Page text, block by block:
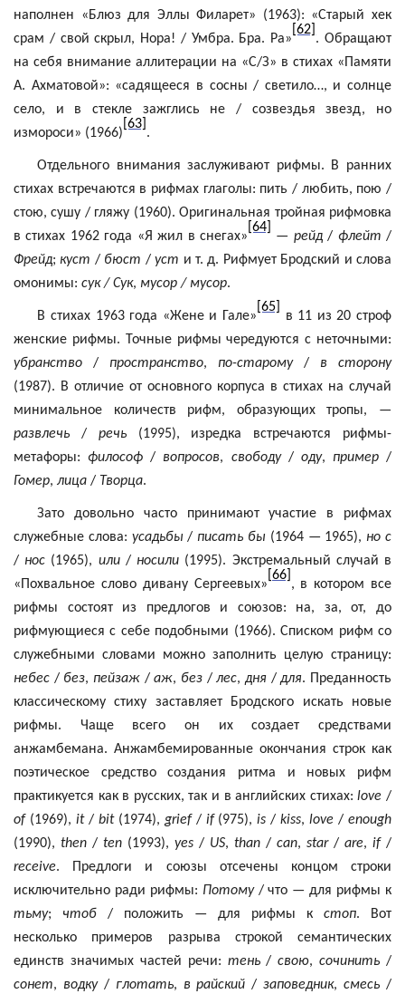
наполнен «Блюз для Эллы Филарет» (1963): «Старый хек
срам / свой скрыл, Нора! / Умбра. Бра. Ра»
[62]
. Обращают
на себя внимание аллитерации на «С/З» в стихах «Памяти
А. Ахматовой»: «садящееся в сосны / светило…, и солнце
село, и в стекле зажглись не / созвездья звезд, но
измороси» (1966)
[63]
.
Отдельного внимания заслуживают рифмы. В ранних
стихах встречаются в рифмах глаголы: пить / любить, пою /
стою, сушу / гляжу (1960). Оригинальная тройная рифмовка
в стихах 1962 года «Я жил в снегах»
[64]
— рейд/ флейт /
Фрейд;куст / бюст /уст и т. д. Рифмует Бродский и слова
омонимы: сук / Сук, мусор / мусор.
В стихах 1963 года «Жене и Гале»
[65]
в 11 из 20 строф
женские рифмы. Точные рифмы чередуются с неточными:
убранство / пространство, по-старому/ в сторону
(1987). В отличие от основного корпуса в стихах на случай
минимальное количеств рифм, образующих тропы, —
развлечь / речь(1995), изредка встречаются рифмы-
метафоры:философ / вопросов, свободу/ оду, пример/
Гомер, лица / Творца.
Зато довольно часто принимают участие в рифмах
служебные слова: усадьбы / писать бы (1964 — 1965), но с
/ нос (1965), или/ носили (1995). Экстремальный случай в
«Похвальное слово дивану Сергеевых»
[66]
, в котором все
рифмы состоят из предлогов и союзов: на, за, от, до
рифмующиеся с себе подобными (1966). Списком рифм со
служебными словами можно заполнить целую страницу:
небес / без, пейзаж /аж, без /лес,дня /для. Преданность
классическому стиху заставляет Бродского искать новые
рифмы. Чаще всего он их создает средствами
анжамбeмана. Анжамбемированные окончания строк как
поэтическое средство создания ритма и новых рифм
практикуется как в русских, так и в английских стихах:love /
of (1969), it/ bit(1974), grief/ if(975),is /kiss,love /enough
(1990), then / ten (1993), yes / US, than / can, star/ are, if /
receive. Предлоги и союзы отсечены концом строки
исключительно ради рифмы: Потому/ что — для рифмы к
тьму; чтоб / положить — для рифмы к стоп. Вот
несколько примеров разрыва строкой семантических
единств значимых частей речи: тень/свою,сочинить /
сонет, водку/ глотать, в райский /заповедник,смесь /